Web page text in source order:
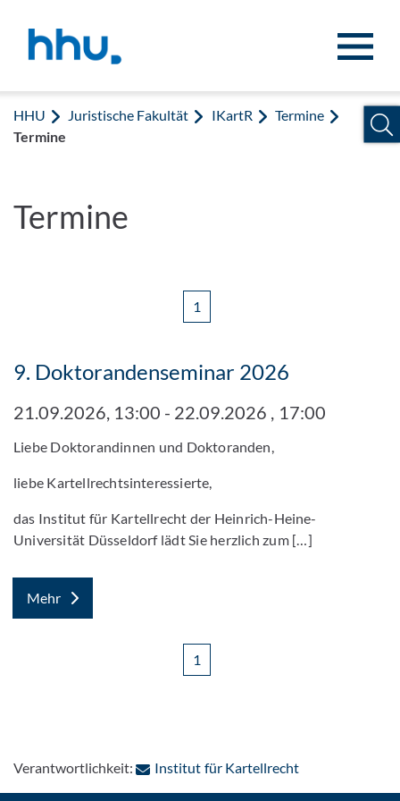
HHU Juristische Fakultät IKartR
Termine
Termine
Termine
1
9. Doktorandenseminar 2026
21.09.2026, 13:00 - 22.09.2026 , 17:00
Liebe Doktorandinnen und Doktoranden,
liebe Kartellrechtsinteressierte,
das Institut für Kartellrecht der Heinrich-Heine-
Universität Düsseldorf lädt Sie herzlich zum […]
Mehr
1
Verantwortlichkeit: Institut für Kartellrecht: Per E-Mail